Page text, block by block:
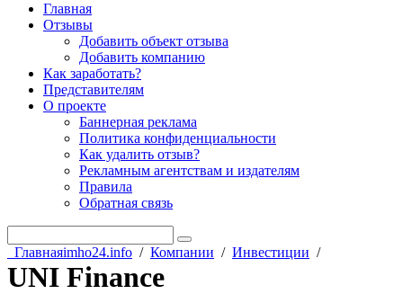
Главная
Отзывы
Добавить объект отзыва
Добавить компанию
Как заработать?
Представителям
О проекте
Баннерная реклама
Политика конфиденциальности
Как удалить отзыв?
Рекламным агентствам и издателям
Правила
Обратная связь
Главнаяimho24.info / Компании / Инвестиции /
UNI Finance